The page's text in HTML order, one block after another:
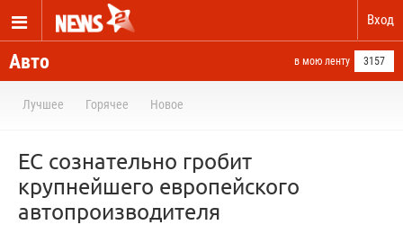
Вход
Авто в мою ленту 3157
Лучшее Горячее Новое
ЕС сознательно гробит
крупнейшего европейского
автопроизводителя